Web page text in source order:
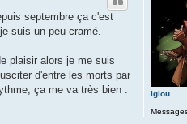
Iglou
septembre ça c'est
suis un peu cramé.
plaisir alors je me suis
d'entre les morts par
ça me va très bien .